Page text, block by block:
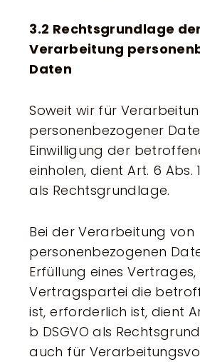
3.2 Rechtsgrundlage der
Verarbeitung
Daten
Soweit wir für
personenbezogener
Einwilligung der
einholen, dient Art. 6 Abs.
als Rechtsgrundlage.
Bei der Verarbeitung von
personenbezogenen
Erfüllung eines Vertrages,
Vertragspartei die
ist, erforderlich ist, dient
b DSGVO als
auch für